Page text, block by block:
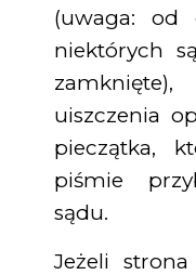
(uwaga: od
niektórych
uiszczenia
pieczątka,
piśmie
sądu.
Jeżeli